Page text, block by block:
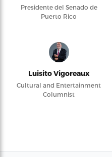
Presidente del Senado de
Puerto Rico
Luisito Vigoreaux
Cultural and Entertainment
Columnist